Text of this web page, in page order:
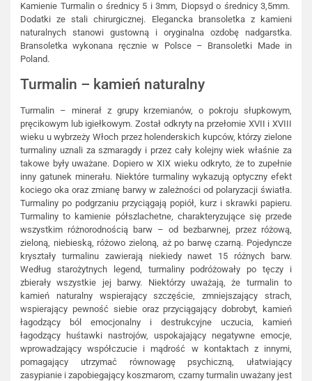
Kamienie Turmalin o średnicy 5 i 3mm, Diopsyd o średnicy 3,5mm.
Dodatki ze stali chirurgicznej. Elegancka bransoletka z kamieni
naturalnych stanowi gustowną i oryginalna ozdobę nadgarstka.
Bransoletka wykonana ręcznie w Polsce – Bransoletki Made in
Poland.
Turmalin – kamień naturalny
Turmalin – minerał z grupy krzemianów, o pokroju słupkowym,
pręcikowym lub igiełkowym. Został odkryty na przełomie XVII i XVIII
wieku u wybrzeży Włoch przez holenderskich kupców, którzy zielone
turmaliny uznali za szmaragdy i przez cały kolejny wiek właśnie za
takowe były uważane. Dopiero w XIX wieku odkryto, że to zupełnie
inny gatunek minerału. Niektóre turmaliny wykazują optyczny efekt
kociego oka oraz zmianę barwy w zależności od polaryzacji światła.
Turmaliny po podgrzaniu przyciągają popiół, kurz i skrawki papieru.
Turmaliny to kamienie półszlachetne, charakteryzujące się przede
wszystkim różnorodnością barw – od bezbarwnej, przez różową,
zieloną, niebieską, różowo zieloną, aż po barwę czarną. Pojedyncze
kryształy turmalinu zawierają niekiedy nawet 15 różnych barw.
Według starożytnych legend, turmaliny podróżowały po tęczy i
zbierały wszystkie jej barwy. Niektórzy uważają, że turmalin to
kamień naturalny wspierający szczęście, zmniejszający strach,
wspierający pewność siebie oraz przyciągający dobrobyt, kamień
łagodzący ból emocjonalny i destrukcyjne uczucia, kamień
łagodzący huśtawki nastrojów, uspokajający negatywne emocje,
wprowadzający współczucie i mądrość w kontaktach z innymi,
pomagający utrzymać równowagę psychiczną, ułatwiający
zasypianie i zapobiegający koszmarom, czarny turmalin uważany jest